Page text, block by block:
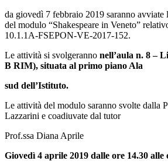
da giovedì 7 febbraio 2019 saranno avviate
del modulo “Shakespeare in Veneto”
10.1.1A-FSEPON-VE-2017-152.
Le attività si svolgeranno nell’aula n. 8 –
B RIM), situata al primo piano Ala
sud dell’Istituto.
Le attività del modulo saranno svolte dalla
Lazzarini e coadiuvate dal tutor
Prof.ssa Diana Aprile
Giovedì 4 aprile 2019 dalle ore 14.30 alle